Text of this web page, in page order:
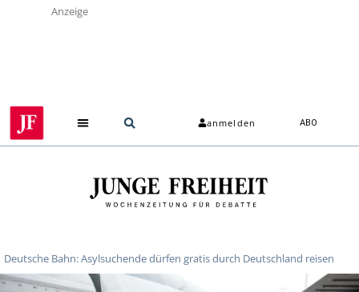
Anzeige
anmelden ABO
Deutsche Bahn: Asylsuchende dürfen gratis durch Deutschland reisen